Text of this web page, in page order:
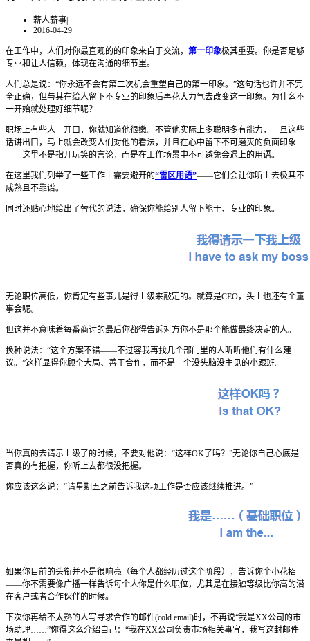
薪人薪事|
2016-04-29
在工作中，人们对你最直观的的印象来自于交流， 第一印象极其重要。你是否足够
专业和让人信赖，体现在沟通的细节里。
人们总是说：“你永远不会有第二次机会重塑自己的第一印象。”这句话也许并不完
全正确，但与其在给人留下不专业的印象后再花大力气去改变这一印象。为什么不
一开始就处理好细节呢？
职场上有些人一开口，你就知道他很嫩。不管他实际上多聪明多有能力，一旦这些
话讲出口，马上就会改变人们对他的看法，并且在心中留下不可磨灭的负面印象
——这里不是指开玩笑的言论，而是在工作场景中不可避免会遇上的用语。
在这里我们列举了一些工作上需要避开的“雷区用语”——它们会让你听上去极其不
成熟且不靠谱。
同时还贴心地给出了替代的说法，确保你能给别人留下能干、专业的印象。
无论职位高低，你肯定有些事儿是得上级来敲定的。就算是CEO，头上也还有个董
事会呢。
但这并不意味着每番商讨的最后你都得告诉对方你不是那个能做最终决定的人。
换种说法：“这个方案不错——不过容我再找几个部门里的人听听他们有什么建
议。”这样显得你顾全大局、善于合作，而不是一个没头脑没主见的小跟班。
当你真的去请示上级了的时候，不要对他说：“这样OK了吗？”无论你自己心底是
否真的有把握，你听上去都很没把握。
你应该这么说：“请星期五之前告诉我这项工作是否应该继续推进。”
如果你目前的头衔并不是很响亮（每个人都经历过这个阶段），告诉你个小花招
——你不需要像广播一样告诉每个人你是什么职位，尤其是在接触等级比你高的潜
在客户或者合作伙伴的时候。
下次你再给不太熟的人写寻求合作的邮件(cold email)时，不再说“我是XX公司的市
场助理……”你得这么介绍自己：“我在XX公司负责市场相关事宜，我写这封邮件